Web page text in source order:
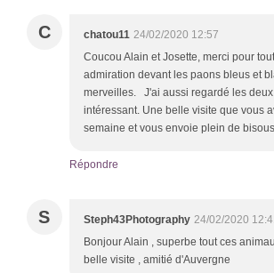
C chatou11 24/02/2020 12:57
Coucou Alain et Josette, merci pour
admiration devant les paons bleus et
merveilles. J'ai aussi regardé les deux
intéressant. Une belle visite que vous
semaine et vous envoie plein de
Répondre
S Steph43Photography 24/02/2020
Bonjour Alain , superbe tout ces
belle visite , amitié d'Auvergne